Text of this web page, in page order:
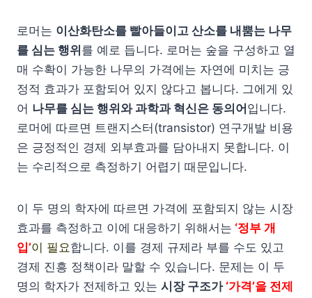
로머는 이산화탄소를 빨아들이고 산소를 내뿜는 나무
를 심는 행위 를 예로 듭니다. 로머는 숲을 구성하고 열
매 수확이 가능한 나무의 가격에는 자연에 미치는 긍
정적 효과가 포함되어 있지 않다고 봅니다. 그에게 있
어 나무를 심는 행위와 과학과 혁신은 동의어 입니다.
로머에 따르면 트랜지스터(transistor) 연구개발 비용
은 긍정적인 경제 외부효과를 담아내지 못합니다. 이
는 수리적으로 측정하기 어렵기 때문입니다.
이 두 명의 학자에 따르면 가격에 포함되지 않는 시장
효과를 측정하고 이에 대응하기 위해서는 ‘정부 개
입’이 필요합니다. 이를 경제 규제라 부를 수도 있고
경제 진흥 정책이라 말할 수 있습니다. 문제는 이 두
명의 학자가 전제하고 있는 시장 구조가 ‘가격’을 전제